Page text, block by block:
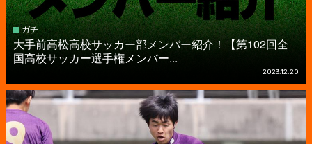
ガチ
大手前高松高校サッカー部メンバー紹介！【第102回全
国高校サッカー選手権メンバー...
2023.12.20